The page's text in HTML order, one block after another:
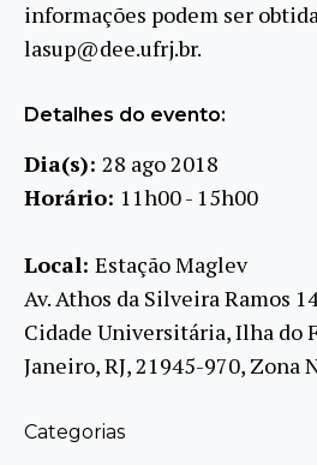
informações podem ser
lasup@dee.ufrj.br.
Detalhes do evento:
Dia(s): 28 ago 2018
Horário: 11h00 - 15h00
Local: Estação Maglev
Av. Athos da Silveira Ramos
Cidade Universitária, Ilha do
Janeiro, RJ, 21945-970, Zona
Categorias